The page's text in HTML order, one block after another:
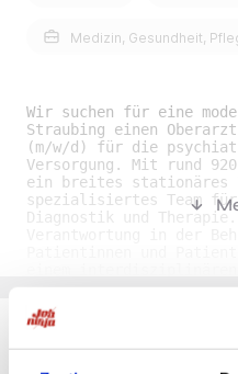
Medizin, Gesundheit,
Wir suchen für eine
Straubing einen
(m/w/d) für die
Versorgung. Mit rund
ein breites stationäres
spezialisiertes Team
Diagnostik und Therapie.
Geriatrie, Innerer
zusammen. Ihre
Die Position ist in